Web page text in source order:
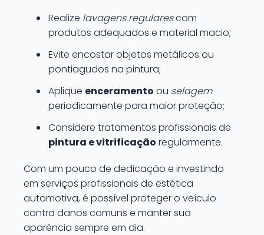
Realize lavagens regularescom
produtos adequados e material macio;
Evite encostar objetos metálicos ou
pontiagudos na pintura;
Aplique enceramento ou selagem
periodicamente para maior proteção;
Considere tratamentos profissionais de
pintura e vitrificação regularmente.
Com um pouco de dedicação e investindo
em serviços profissionais de estética
automotiva, é possível proteger o veículo
contra danos comuns e manter sua
aparência sempre em dia.